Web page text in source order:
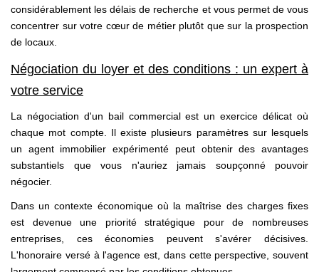
considérablement les délais de recherche et vous permet de vous
concentrer sur votre cœur de métier plutôt que sur la prospection
de locaux.
Négociation du loyer et des conditions : un expert à
votre service
La négociation d'un bail commercial est un exercice délicat où
chaque mot compte. Il existe plusieurs paramètres sur lesquels
un agent immobilier expérimenté peut obtenir des avantages
substantiels que vous n'auriez jamais soupçonné pouvoir
négocier.
Dans un contexte économique où la maîtrise des charges fixes
est devenue une priorité stratégique pour de nombreuses
entreprises, ces économies peuvent s'avérer décisives.
L'honoraire versé à l'agence est, dans cette perspective, souvent